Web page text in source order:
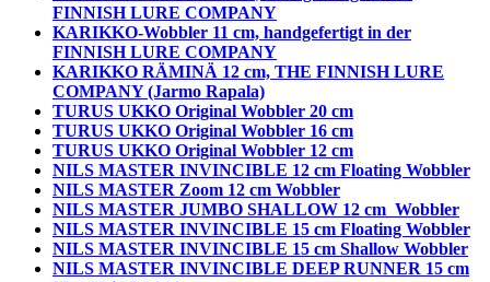
FINNISH LURE COMPANY
KARIKKO-Wobbler 11 cm, handgefertigt in der
FINNISH LURE COMPANY
KARIKKO RÄMINÄ 12 cm, THE FINNISH LURE
COMPANY (Jarmo Rapala)
TURUS UKKO Original Wobbler 20 cm
TURUS UKKO Original Wobbler 16 cm
TURUS UKKO Original Wobbler 12 cm
NILS MASTER INVINCIBLE 12 cm Floating Wobbler
NILS MASTER Zoom 12 cm Wobbler
NILS MASTER JUMBO SHALLOW 12 cm Wobbler
NILS MASTER INVINCIBLE 15 cm Floating Wobbler
NILS MASTER INVINCIBLE 15 cm Shallow Wobbler
NILS MASTER INVINCIBLE DEEP RUNNER 15 cm